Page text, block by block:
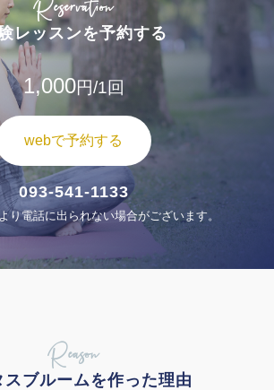
Reservation
レッスンを予約する
1,000円/1回
webで予約する
093-541-1133
り電話に出られない場合がございます。
Reason
スブルームを作った理由